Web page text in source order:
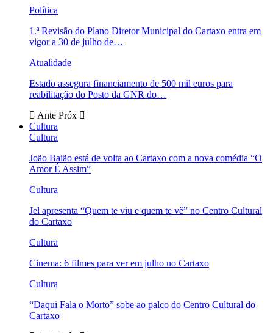
Política
1.ª Revisão do Plano Diretor Municipal do Cartaxo entra em
vigor a 30 de julho de…
Atualidade
Estado assegura financiamento de 500 mil euros para
reabilitação do Posto da GNR do…
Ante Próx
Cultura
Cultura
João Baião está de volta ao Cartaxo com a nova comédia “O
Amor É Assim”
Cultura
Jel apresenta “Quem te viu e quem te vê” no Centro Cultural
do Cartaxo
Cultura
Cinema: 6 filmes para ver em julho no Cartaxo
Cultura
“Daqui Fala o Morto” sobe ao palco do Centro Cultural do
Cartaxo